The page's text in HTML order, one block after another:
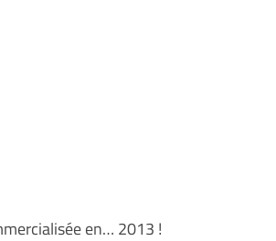
en… 2013 !